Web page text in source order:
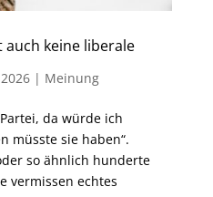
keine liberale
| Meinung
da würde ich
müsste sie haben“.
so ähnlich hunderte
vermissen echtes